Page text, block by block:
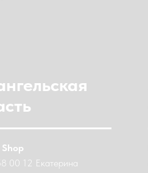
00 12 Екатерина